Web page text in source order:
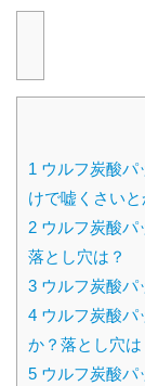
1 ウルフ炭酸パ
けで嘘くさいと
2 ウルフ炭酸パ
落とし穴は？
3 ウルフ炭酸パ
4 ウルフ炭酸パ
か？落とし穴は
5 ウルフ炭酸パ